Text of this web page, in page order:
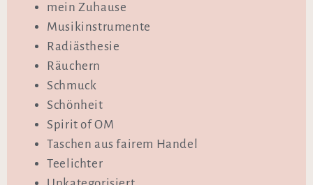
mein Zuhause
Musikinstrumente
Radiästhesie
Räuchern
Schmuck
Schönheit
Spirit of OM
Taschen aus fairem Handel
Teelichter